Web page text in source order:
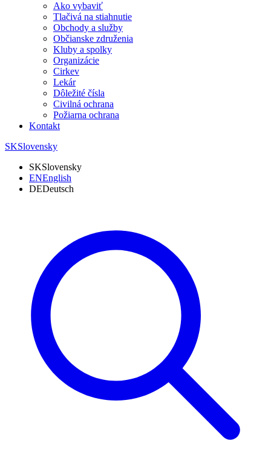
Ako vybaviť
Tlačivá na stiahnutie
Obchody a služby
Občianske združenia
Kluby a spolky
Organizácie
Cirkev
Lekár
Dôležité čísla
Civilná ochrana
Požiarna ochrana
Kontakt
SKSlovensky
SKSlovensky
ENEnglish
DEDeutsch